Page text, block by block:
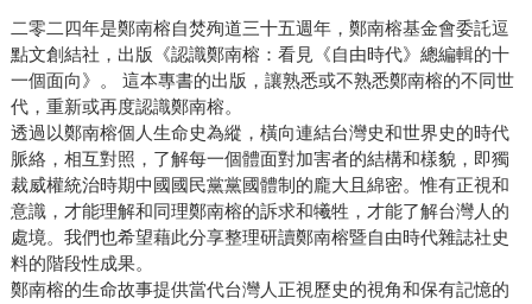
二零二四年是鄭南榕自焚殉道三十五週年，鄭南榕基金會委託逗
點文創結社，出版《認識鄭南榕：看見《自由時代》總編輯的十
一個面向》。 這本專書的出版，讓熟悉或不熟悉鄭南榕的不同世
代，重新或再度認識鄭南榕。
透過以鄭南榕個人生命史為縱，橫向連結台灣史和世界史的時代
脈絡，相互對照，了解每一個體面對加害者的結構和樣貌，即獨
裁威權統治時期中國國民黨黨國體制的龐大且綿密。惟有正視和
意識，才能理解和同理鄭南榕的訴求和犧牲，才能了解台灣人的
處境。我們也希望藉此分享整理研讀鄭南榕暨自由時代雜誌社史
料的階段性成果。
鄭南榕的生命故事提供當代台灣人正視歷史的視角和保有記憶的